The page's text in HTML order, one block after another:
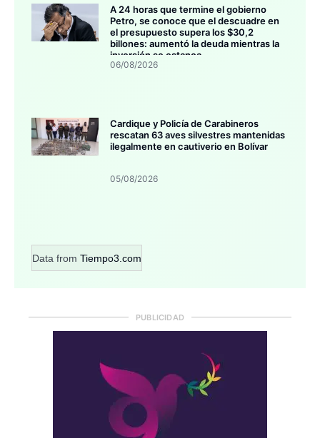
A 24 horas que termine el gobierno
Petro, se conoce que el descuadre en
el presupuesto supera los $30,2
billones: aumentó la deuda mientras la
inversión se estanca
06/08/2026
Cardique y Policía de Carabineros
rescatan 63 aves silvestres mantenidas
ilegalmente en cautiverio en Bolívar
05/08/2026
Data from Tiempo3.com
PUBLICIDAD